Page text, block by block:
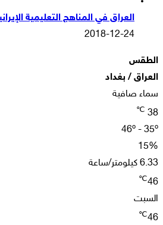
العراق في المناهج التعليمية
2018-12-24
الطقس
العراق / بغداد
سماء صافية
38
℃
46º - 35º
15%
6.33 كيلومتر/ساعة
46
℃
السبت
46
℃